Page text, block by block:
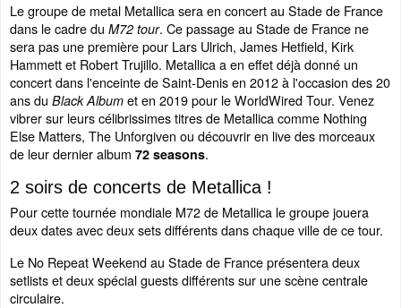
Le groupe de metal Metallica sera en concert au Stade de France
dans le cadre du M72 tour. Ce passage au Stade de France ne
sera pas une première pour Lars Ulrich, James Hetfield, Kirk
Hammett et Robert Trujillo. Metallica a en effet déjà donné un
concert dans l'enceinte de Saint-Denis en 2012 à l'occasion des 20
ans du Black Album et en 2019 pour le WorldWired Tour. Venez
vibrer sur leurs célibrissimes titres de Metallica comme Nothing
Else Matters, The Unforgiven ou découvrir en live des morceaux
de leur dernier album 72 seasons.
2 soirs de concerts de Metallica !
Pour cette tournée mondiale M72 de Metallica le groupe jouera
deux dates avec deux sets différents dans chaque ville de ce tour.
Le No Repeat Weekend au Stade de France présentera deux
setlists et deux spécial guests différents sur une scène centrale
circulaire.